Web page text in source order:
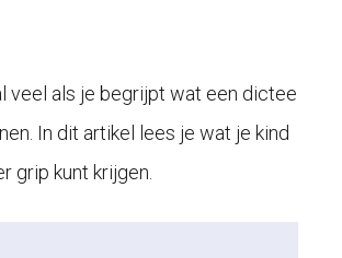
veel als je begrijpt wat een dictee
In dit artikel lees je wat je kind
grip kunt krijgen.